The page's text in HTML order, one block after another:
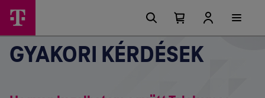
lehetőségek
Kosárban
található
elemek
száma
Kosár
GYAKORI KÉRDÉSEK